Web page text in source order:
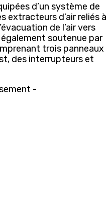
d’un système de
extracteurs d’air reliés à
de l’air vers
soutenue par
trois panneaux
des interrupteurs et
-